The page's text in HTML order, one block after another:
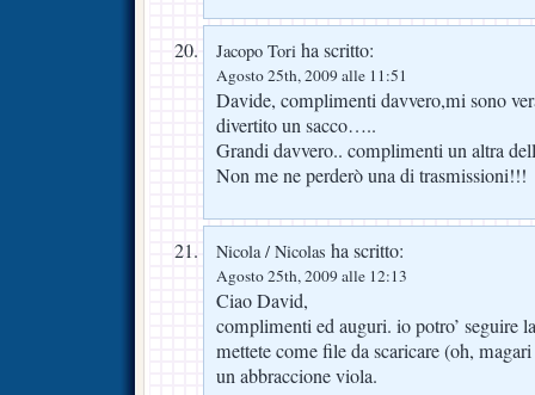
Jacopo Tori ha scritto:
Agosto 25th, 2009 alle 11:51
Davide, complimenti davvero,mi sono
divertito un sacco…..
Grandi davvero.. complimenti un altra
Non me ne perderò una di trasmissioni!!!
Nicola / Nicolas ha scritto:
Agosto 25th, 2009 alle 12:13
Ciao David,
complimenti ed auguri. io potro’ seguire
mettete come file da scaricare (oh,
un abbraccione viola.